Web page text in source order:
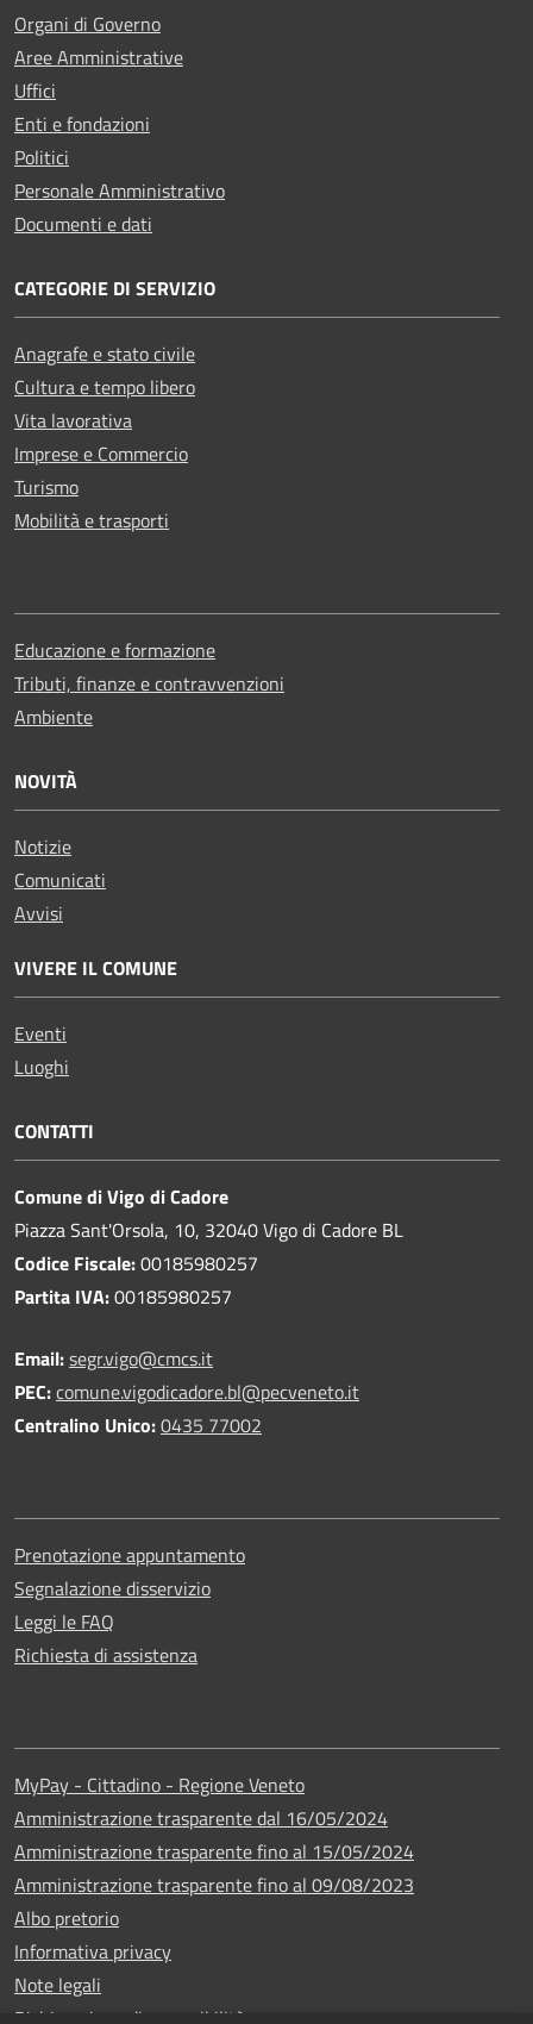
Organi di Governo
Aree Amministrative
Uffici
Enti e fondazioni
Politici
Personale Amministrativo
Documenti e dati
CATEGORIE DI SERVIZIO
Anagrafe e stato civile
Cultura e tempo libero
Vita lavorativa
Imprese e Commercio
Turismo
Mobilità e trasporti
Educazione e formazione
Tributi, finanze e contravvenzioni
Ambiente
NOVITÀ
Notizie
Comunicati
Avvisi
VIVERE IL COMUNE
Eventi
Luoghi
CONTATTI
Comune di Vigo di Cadore
Piazza Sant'Orsola, 10, 32040 Vigo di Cadore BL
Codice Fiscale:00185980257
Partita IVA:00185980257
Email:segr.vigo@cmcs.it
PEC:comune.vigodicadore.bl@pecveneto.it
Centralino Unico:0435 77002
Prenotazione appuntamento
Segnalazione disservizio
Leggi le FAQ
Richiesta di assistenza
MyPay - Cittadino - Regione Veneto
Amministrazione trasparente dal 16/05/2024
Amministrazione trasparente fino al 15/05/2024
Amministrazione trasparente fino al 09/08/2023
Albo pretorio
Informativa privacy
Note legali
Dichiarazione di accessibilità